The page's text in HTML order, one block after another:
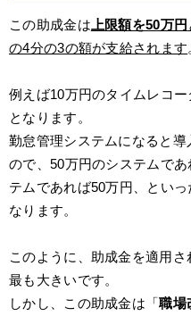
この助成金は 上限額を50万円
の4分の3の額が支給されます
例えば10万円のタイムレコ
となります。
勤怠管理システムになると
ので、50万円のシステムで
テムであれば50万円、とい
なります。
このように、助成金を適用
最も大きいです。
しかし、この助成金は「職場